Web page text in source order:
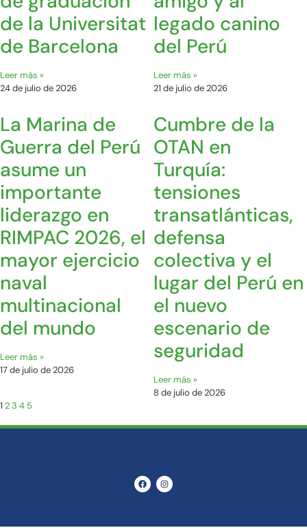
de la Universitat
de Barcelona
Leer más »
24 de julio de 2026
legado canino
del Perú
Leer más »
21 de julio de 2026
La Marina de
Guerra del Perú
asume un
importante
liderazgo en
RIMPAC 2026, el
mayor ejercicio
naval
multinacional
del mundo
Leer más »
17 de julio de 2026
Cumbre de la
OTAN en
Turquía:
tensiones
transatlánticas,
defensa
colectiva y el
lugar del Perú en
el nuevo
escenario de
seguridad
Leer más »
8 de julio de 2026
1 23 4 5